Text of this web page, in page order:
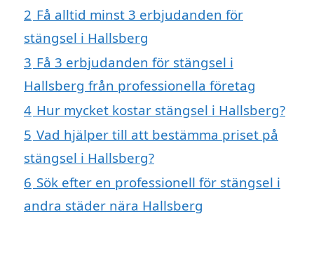
2 Få alltid minst 3 erbjudanden för
stängsel i Hallsberg
3 Få 3 erbjudanden för stängsel i
Hallsberg från professionella företag
4 Hur mycket kostar stängsel i Hallsberg?
5 Vad hjälper till att bestämma priset på
stängsel i Hallsberg?
6 Sök efter en professionell för stängsel i
andra städer nära Hallsberg